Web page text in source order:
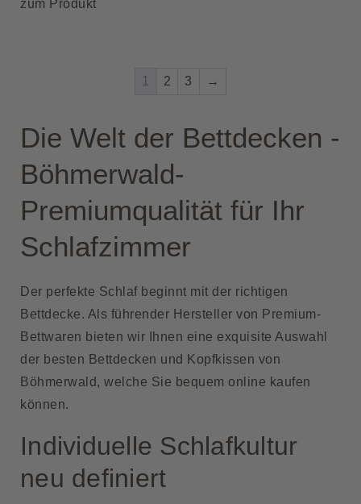
zum Produkt
1 2 3 →
Die Welt der Bettdecken -
Böhmerwald-
Premiumqualität für Ihr
Schlafzimmer
Der perfekte Schlaf beginnt mit der richtigen
Bettdecke. Als führender Hersteller von Premium-
Bettwaren bieten wir Ihnen eine exquisite Auswahl
der besten Bettdecken und Kopfkissen von
Böhmerwald, welche Sie bequem online kaufen
können.
Individuelle Schlafkultur
neu definiert